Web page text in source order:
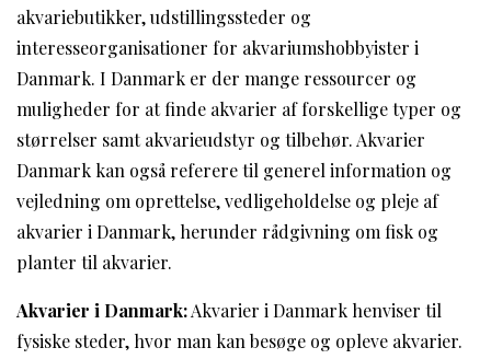
akvariebutikker, udstillingssteder og
interesseorganisationer for akvariumshobbyister i
Danmark. I Danmark er der mange ressourcer og
muligheder for at finde akvarier af forskellige typer og
størrelser samt akvarieudstyr og tilbehør. Akvarier
Danmark kan også referere til generel information og
vejledning om oprettelse, vedligeholdelse og pleje af
akvarier i Danmark, herunder rådgivning om fisk og
planter til akvarier.
Akvarier i Danmark:Akvarier i Danmark henviser til
fysiske steder, hvor man kan besøge og opleve akvarier.